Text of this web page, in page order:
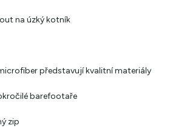
na úzký kotník
představují kvalitní materiály
barefootaře
zip